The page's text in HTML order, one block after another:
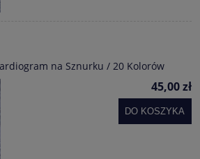
na Sznurku / 20 Kolorów
45,00 zł
DO KOSZYKA